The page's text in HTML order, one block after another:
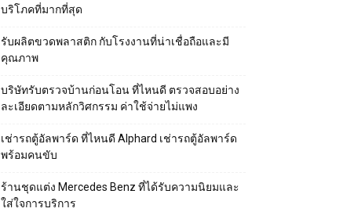
บริโภคที่มากที่สุด
รับผลิตขวดพลาสติก กับโรงงานที่น่าเชื่อถือและมี
คุณภาพ
บริษัทรับตรวจบ้านก่อนโอน ที่ไหนดี ตรวจสอบอย่าง
ละเอียดตามหลักวิศกรรม ค่าใช้จ่ายไม่แพง
เช่ารถตู้อัลพาร์ด ที่ไหนดี Alphard เช่ารถตู้อัลพาร์ด
พร้อมคนขับ
ร้านชุดแต่ง Mercedes Benz ที่ได้รับความนิยมและ
ใส่ใจการบริการ